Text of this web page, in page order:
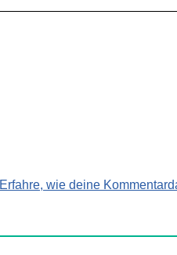
Erfahre, wie deine